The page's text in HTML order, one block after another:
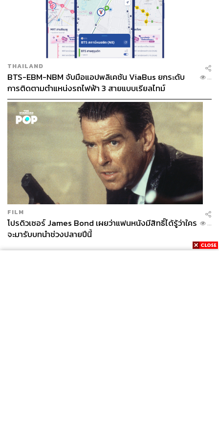
THAILAND
BTS-EBM-NBM จับมือแอปพลิเคชัน ViaBus ยกระดับ
การติดตามตำแหน่งรถไฟฟ้า 3 สายแบบเรียลไทม์
...
FILM
โปรดิวเซอร์ James Bond เผยว่าแฟนหนังมีสิทธิ์ได้รู้ว่าใคร
จะมารับบทนำช่วงปลายปีนี้
...